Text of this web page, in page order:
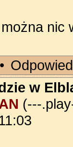
•
w
(---